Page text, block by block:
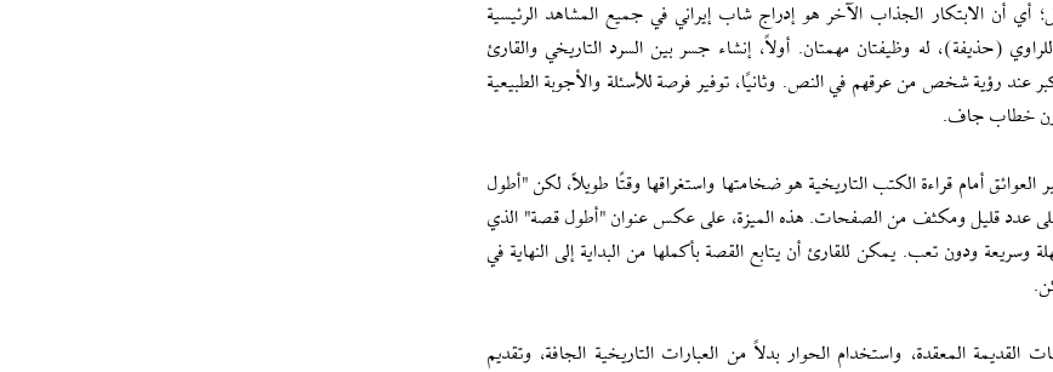
أن الابتكار الجذاب الآخر هو إدراج شاب إيراني في جميع المشاهد الرئيسية
(حذيفة)، له وظيفتان مهمتان. أولاً، إنشاء جسر بين السرد التاريخي والقارئ
عند رؤية شخص من عرقهم في النص. وثانيًا، توفير فرصة للأسئلة والأجوبة الطبيعية
دون خطاب جاف.
أمام قراءة الكتب التاريخية هو ضخامتها واستغراقها وقتًا طويلاً، لكن "أطول
على عدد قليل ومكثف من الصفحات. هذه الميزة، على عكس عنوان "أطول قصة" الذي
ودون تعب. يمكن للقارئ أن يتابع القصة بأكملها من البداية إلى النهاية في
المعقدة، واستخدام الحوار بدلاً من العبارات التاريخية الجافة، وتقديم